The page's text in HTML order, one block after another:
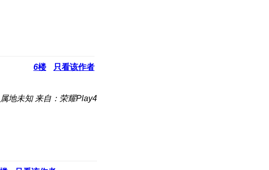
6楼 只看该作者
属地未知 来自：荣耀Play4